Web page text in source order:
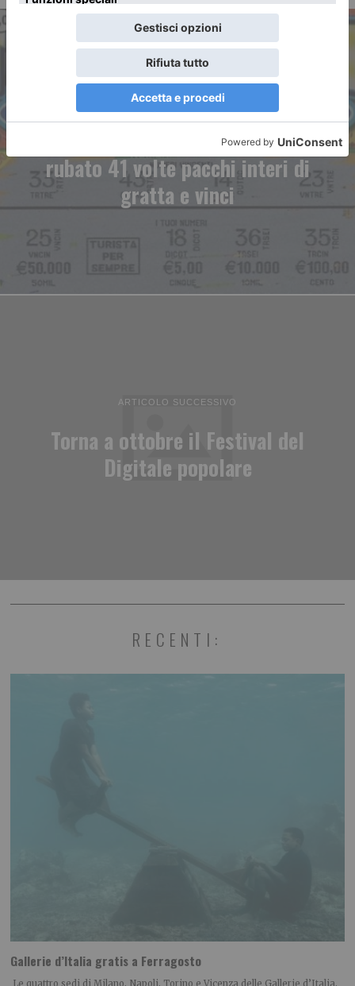
ARTICOLO PRECEDENTE
Condannato ladro seriale: ha
rubato 41 volte pacchi interi di
gratta e vinci
ARTICOLO SUCCESSIVO
Torna a ottobre il Festival del
Digitale popolare
RECENTI:
Gallerie d’Italia gratis a Ferragosto